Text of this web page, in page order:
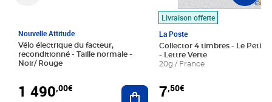
Nouvelle Attitude
Vélo électrique du facteur,
reconditionné - Taille normale -
Noir/ Rouge
1 490,00€ Ajouter au panier
Livraison offerte
La Poste
Collector 4 timbres - Le Petit
- Lettre Verte
20g / France
7,50€